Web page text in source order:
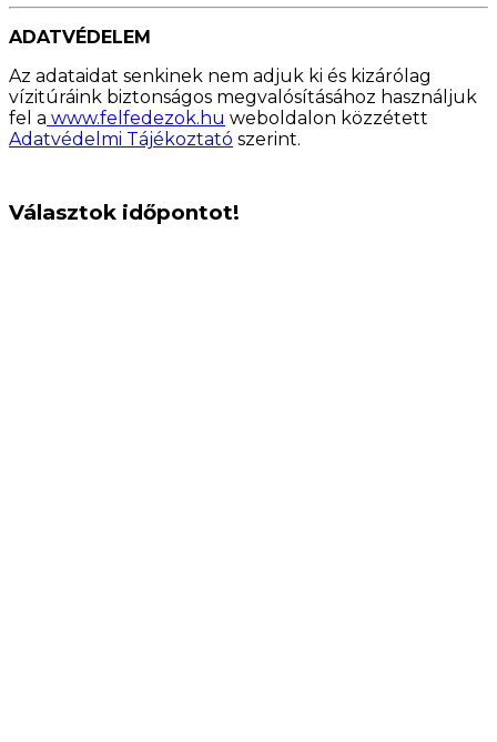
ADATVÉDELEM
Az adataidat senkinek nem adjuk ki és kizárólag
vízitúráink biztonságos megvalósításához használjuk
fel a www.felfedezok.hu weboldalon közzétett
Adatvédelmi Tájékoztató szerint.
Választok időpontot!